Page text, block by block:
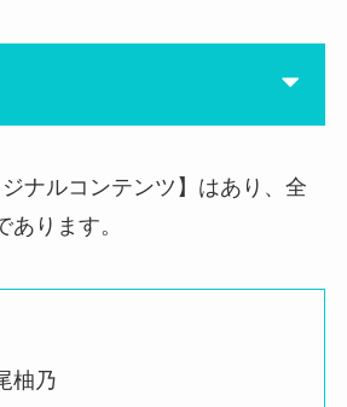
ナルコンテンツ】はあり、全
ります。
柚乃